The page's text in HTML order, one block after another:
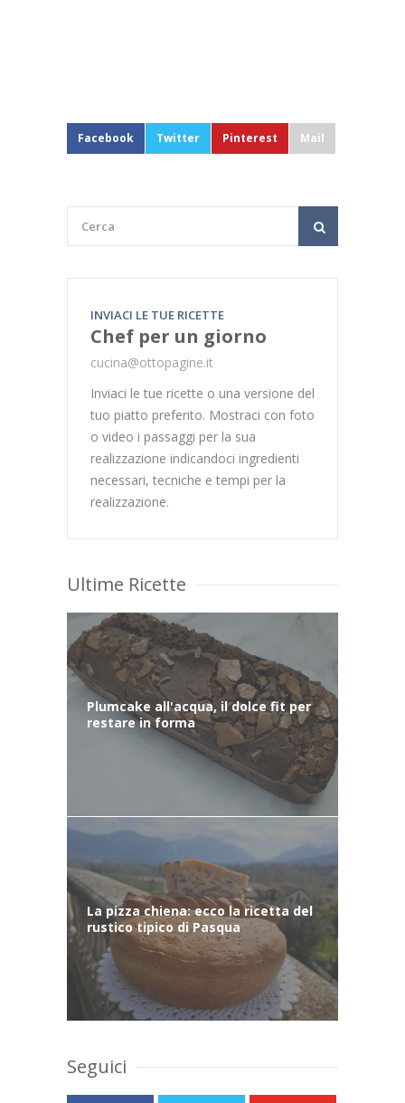
Facebook Twitter Pinterest Mail
INVIACI LE TUE RICETTE
Chef per un giorno
cucina@ottopagine.it
Inviaci le tue ricette o una versione del
tuo piatto preferito. Mostraci con foto
o video i passaggi per la sua
realizzazione indicandoci ingredienti
necessari, tecniche e tempi per la
realizzazione.
Ultime Ricette
Plumcake all'acqua, il dolce fit per
restare in forma
La pizza chiena: ecco la ricetta del
rustico tipico di Pasqua
Seguici